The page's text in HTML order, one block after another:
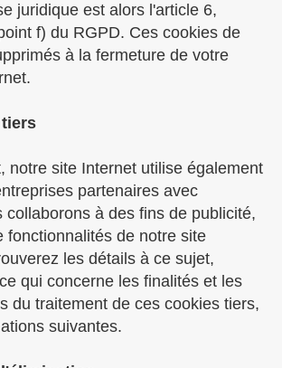
juridique est alors l'article 6,
f) du RGPD. Ces cookies de
à la fermeture de votre
tiers
notre site Internet utilise également
partenaires avec
collaborons à des fins de publicité,
fonctionnalités de notre site
les détails à ce sujet,
qui concerne les finalités et les
du traitement de ces cookies tiers,
suivantes.